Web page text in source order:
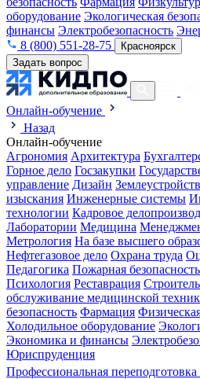
оборудование Экологическая
финансы Электробезопасность
8 (800) 551-28-75
Красноярск
Задать вопрос
Онлайн-обучение
Назад
Онлайн-обучение
Агрономия Архитектура
Горное дело Госзакупки
управление Дизайн
изыскания Инженерные системы
технологии Кадровое
Лаборатории Медицина
Метрология На базе высшего
Нефтегазовое дело Охрана труда
Педагогика Пожарная безопасность
Психология Реставрация
обслуживание медицинской
безопасность Фармация
Холодильное оборудование
Экономика и финансы
Юриспруденция
Профессиональная переподготовка